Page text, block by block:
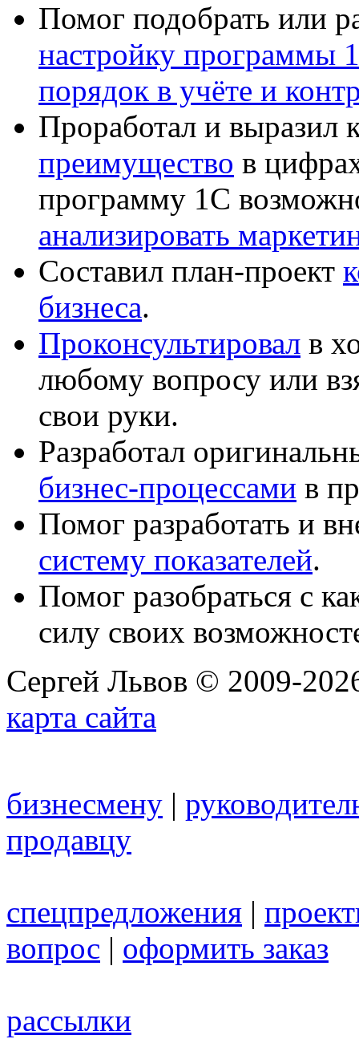
Помог подобрать или
настройку программы
порядок в учёте и
Проработал и выразил
преимущество в
программу 1С
анализировать
Составил план-проект
бизнеса.
Проконсультировал в
любому вопросу или
свои руки.
Разработал
бизнес-процессами в
Помог разработать и
систему показателей.
Помог разобраться с
силу своих
Сергей Львов © 2009-
карта сайта
бизнесмену |
продавцу
спецпредложения |
вопрос | оформить заказ
рассылки